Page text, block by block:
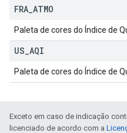
FRA ATMO
Paleta de cores do Índice de
US AQI
Paleta de cores do Índice de
Exceto em caso de indicação
licenciado de acordo com a